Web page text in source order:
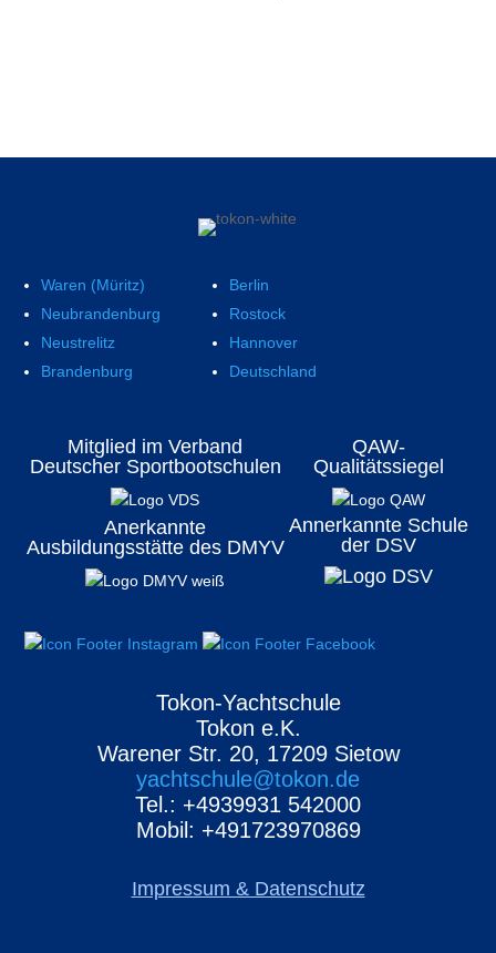
Waren (Müritz)
Neubrandenburg
Neustrelitz
Brandenburg
Berlin
Rostock
Hannover
Deutschland
Mitglied im Verband
Deutscher Sportbootschulen
QAW-
Qualitätssiegel
Anerkannte
Ausbildungsstätte des DMYV
Annerkannte Schule
der DSV
Tokon-Yachtschule
Tokon e.K.
Warener Str. 20, 17209 Sietow
yachtschule@tokon.de
Tel.: +4939931 542000
Mobil: +491723970869
Impressum & Datenschutz